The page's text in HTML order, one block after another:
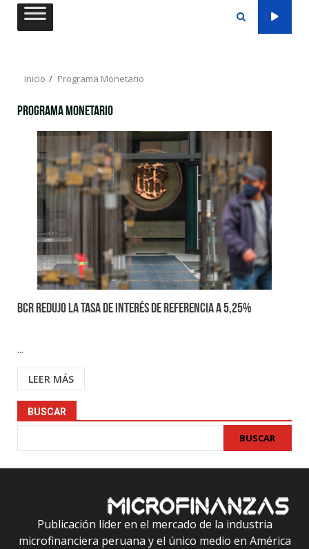
Saltar
Inicio Programa Monetario
Programa Monetario
BCR redujo la tasa de interés de referencia a 5,25%
...
LEER MÁS
BUSCAR
BUSCAR
Publicación líder en el mercado de la industria
microfinanciera peruana y el único medio en América